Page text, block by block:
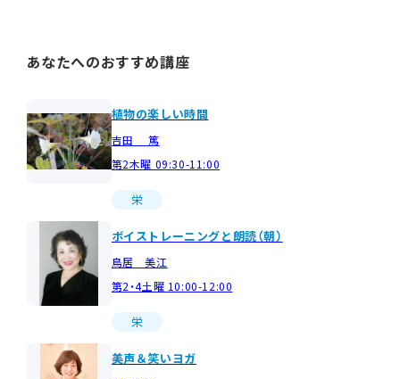
あなたへのおすすめ講座
植物の楽しい時間
吉田 篤
第2木曜 09:30-11:00
栄
ボイストレーニングと朗読（朝）
鳥居 美江
第2・4土曜 10:00-12:00
栄
美声＆笑いヨガ